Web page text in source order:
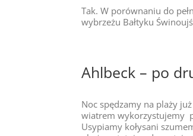
Tak. W porównaniu do
wybrzeżu Bałtyku
Ahlbeck – po
Noc spędzamy na plaży
wiatrem wykorzystujemy
Usypiamy kołysani